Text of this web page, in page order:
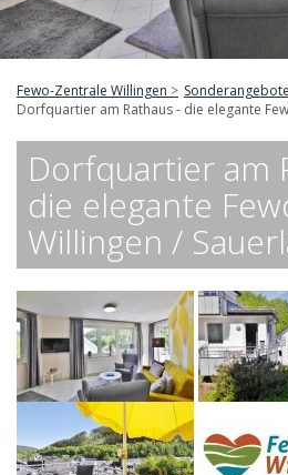
Fewo-Zentrale Willingen
Sonderangebote
Dorfquartier am Rathaus - die elegante
Dorfquartier am
die elegante
Willingen /